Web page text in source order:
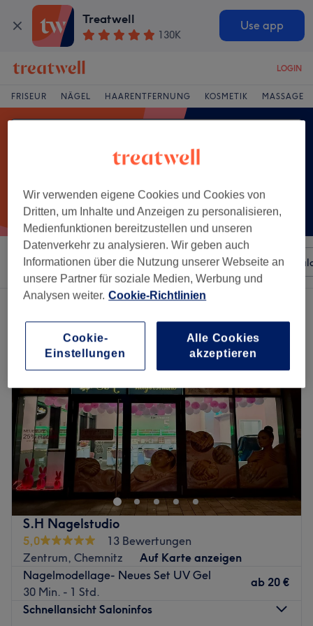
Treatwell
130K
Use app
LOGIN
FRISEUR NÄGEL HAARENTFERNUNG KOSMETIK MASSAGE
Sortieren nach Beliebiger Preis Besonderheiten
Ein Salon, der anbietet:
S.H Nagelstudio
5,0
13 Bewertungen
Zentrum, Chemnitz
Auf Karte anzeigen
Nagelmodellage- Neues Set UV Gel
30 Min. - 1 Std.
ab 20 €
Schnellansicht Saloninfos
Wir verwenden eigene Cookies und Cookies von
Dritten, um Inhalte und Anzeigen zu personalisieren,
Medienfunktionen bereitzustellen und unseren
Datenverkehr zu analysieren. Wir geben auch
Informationen über die Nutzung unserer Webseite an
unsere Partner für soziale Medien, Werbung und
Analysen weiter. Cookie-Richtlinien
Cookie-
Einstellungen
Alle Cookies
akzeptieren